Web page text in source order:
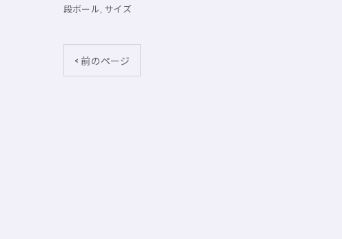
段ボール サイズ
< 前のページ